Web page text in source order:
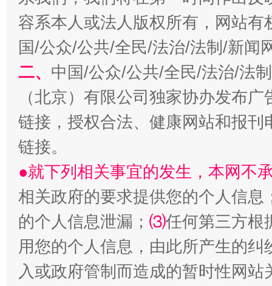
容系本人或法人版权所有，网站
国/公众/公共/全民/法治/法制/新闻
二、 中国/公众/公共/全民/法治/法
（北京）有限公司独家协办发布
链接，授权合法、健康网站和报
链接。
●就下列相关事宜的发生，本网不
相关政府的要求提供您的个人信息
的个人信息泄漏； ⑶任何第三方根
用您的个人信息，由此所产生的纠
入或政府管制而造成的暂时性网